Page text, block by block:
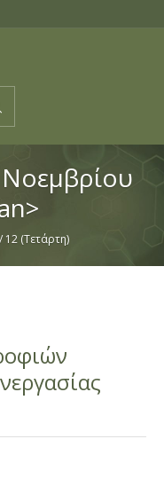
/ 12 (Τετάρτη)